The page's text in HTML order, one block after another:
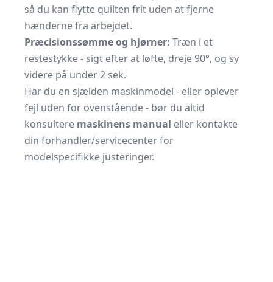
så du kan flytte quilten frit uden at fjerne
hænderne fra arbejdet.
Præcisionssømme og hjørner: Træn i et
restestykke - sigt efter at løfte, dreje 90°, og sy
videre på under 2 sek.
Har du en sjælden maskinmodel - eller oplever
fejl uden for ovenstående - bør du altid
konsultere maskinens manual eller kontakte
din forhandler/servicecenter for
modelspecifikke justeringer.